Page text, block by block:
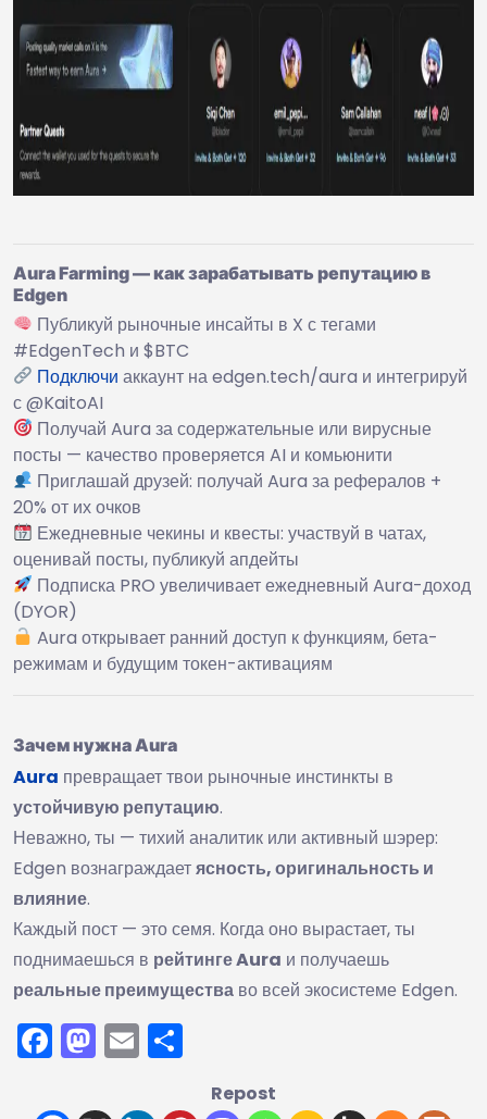
Aura Farming — как зарабатывать репутацию в
Edgen
Публикуй рыночные инсайты в X с тегами
#EdgenTech и $BTC
Подключи аккаунт на edgen.tech/aura и интегрируй
с @KaitoAI
Получай Aura за содержательные или вирусные
посты — качество проверяется AI и комьюнити
Приглашай друзей: получай Aura за рефералов +
20% от их очков
Ежедневные чекины и квесты: участвуй в чатах,
оценивай посты, публикуй апдейты
Подписка PRO увеличивает ежедневный Aura-доход
(DYOR)
Aura открывает ранний доступ к функциям, бета-
режимам и будущим токен-активациям
Зачем нужна Aura
Aura превращает твои рыночные инстинкты в
устойчивую репутацию.
Неважно, ты — тихий аналитик или активный шэрер:
Edgen вознаграждаетясность, оригинальность и
влияние.
Каждый пост — это семя. Когда оно вырастает, ты
поднимаешься в рейтинге Aura и получаешь
реальные преимущества во всей экосистеме Edgen.
Facebook
Mastodon
Email
Repost